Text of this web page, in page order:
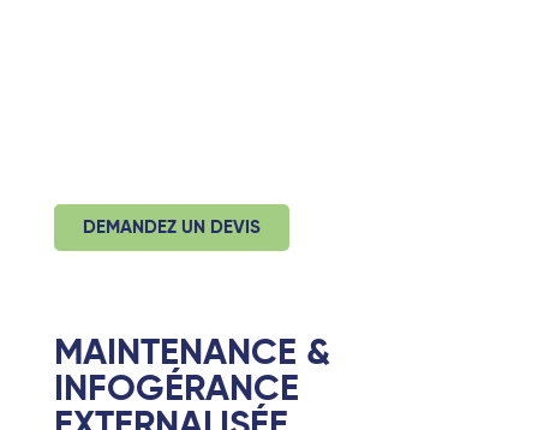
DEMANDEZ UN DEVIS
MAINTENANCE &
INFOGÉRANCE